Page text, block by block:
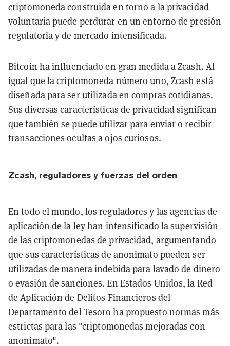
criptomoneda construida en torno a la privacidad
voluntaria puede perdurar en un entorno de presión
regulatoria y de mercado intensificada.
Bitcoin ha influenciado en gran medida a Zcash. Al
igual que la criptomoneda número uno, Zcash está
diseñada para ser utilizada en compras cotidianas.
Sus diversas características de privacidad significan
que también se puede utilizar para enviar o recibir
transacciones ocultas a ojos curiosos.
Zcash, reguladores y fuerzas del orden
En todo el mundo, los reguladores y las agencias de
aplicación de la ley han intensificado la supervisión
de las criptomonedas de privacidad, argumentando
que sus características de anonimato pueden ser
utilizadas de manera indebida para lavado de dinero
o evasión de sanciones. En Estados Unidos, la Red
de Aplicación de Delitos Financieros del
Departamento del Tesoro ha propuesto normas más
estrictas para las "criptomonedas mejoradas con
anonimato".